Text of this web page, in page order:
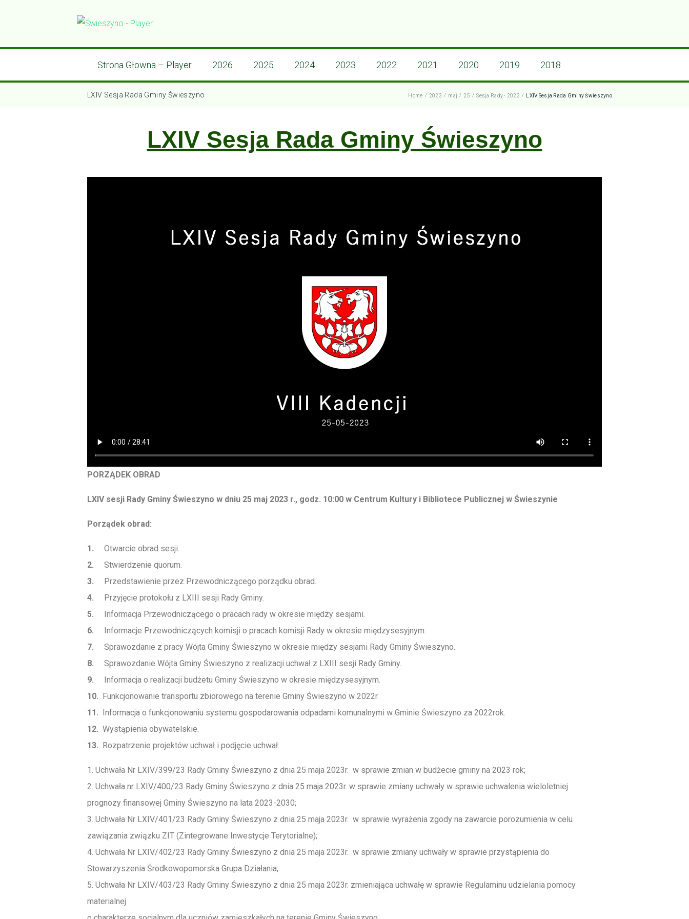
Strona Głowna – Player 2026 2025 2024 2023 2022 2021 2020 2019 2018
LXIV Sesja Rada Gminy Świeszyno Home / 2023 / maj / 25 / Sesja Rady - 2023 / LXIV Sesja Rada Gminy Świeszyno
LXIV Sesja Rada Gminy Świeszyno
PORZĄDEK OBRAD
LXIV sesji Rady Gminy Świeszyno w dniu 25 maj 2023 r., godz. 10:00 w Centrum Kultury i Bibliotece Publicznej w Świeszynie
Porządek obrad:
1. Otwarcie obrad sesji.
2. Stwierdzenie quorum.
3. Przedstawienie przez Przewodniczącego porządku obrad.
4. Przyjęcie protokołu z LXIII sesji Rady Gminy.
5. Informacja Przewodniczącego o pracach rady w okresie między sesjami.
6. Informacje Przewodniczących komisji o pracach komisji Rady w okresie międzysesyjnym.
7. Sprawozdanie z pracy Wójta Gminy Świeszyno w okresie między sesjami Rady Gminy Świeszyno.
8. Sprawozdanie Wójta Gminy Świeszyno z realizacji uchwał z LXIII sesji Rady Gminy.
9. Informacja o realizacji budżetu Gminy Świeszyno w okresie międzysesyjnym.
10. Funkcjonowanie transportu zbiorowego na terenie Gminy Świeszyno w 2022r.
11. Informacja o funkcjonowaniu systemu gospodarowania odpadami komunalnymi w Gminie Świeszyno za 2022rok.
12. Wystąpienia obywatelskie.
13. Rozpatrzenie projektów uchwał i podjęcie uchwał:
1. Uchwała Nr LXIV/399/23 Rady Gminy Świeszyno z dnia 25 maja 2023r. w sprawie zmian w budżecie gminy na 2023 rok;
2. Uchwała nr LXIV/400/23 Rady Gminy Świeszyno z dnia 25 maja 2023r. w sprawie zmiany uchwały w sprawie uchwalenia wieloletniej
prognozy finansowej Gminy Świeszyno na lata 2023-2030;
3. Uchwała Nr LXIV/401/23 Rady Gminy Świeszyno z dnia 25 maja 2023r. w sprawie wyrażenia zgody na zawarcie porozumienia w celu
zawiązania związku ZIT (Zintegrowane Inwestycje Terytorialne);
4. Uchwała Nr LXIV/402/23 Rady Gminy Świeszyno z dnia 25 maja 2023r. w sprawie zmiany uchwały w sprawie przystąpienia do
Stowarzyszenia Środkowopomorska Grupa Działania;
5. Uchwała Nr LXIV/403/23 Rady Gminy Świeszyno z dnia 25 maja 2023r. zmieniająca uchwałę w sprawie Regulaminu udzielania pomocy
materialnej